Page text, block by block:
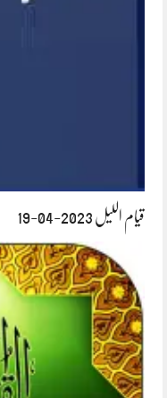
قیام اللیل 2023-04-19